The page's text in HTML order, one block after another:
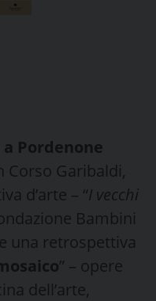
Pordenone
Corso Garibaldi,
d’arte – “I vecchi
Bambini
una retrospettiva
” – opere
dell’arte,